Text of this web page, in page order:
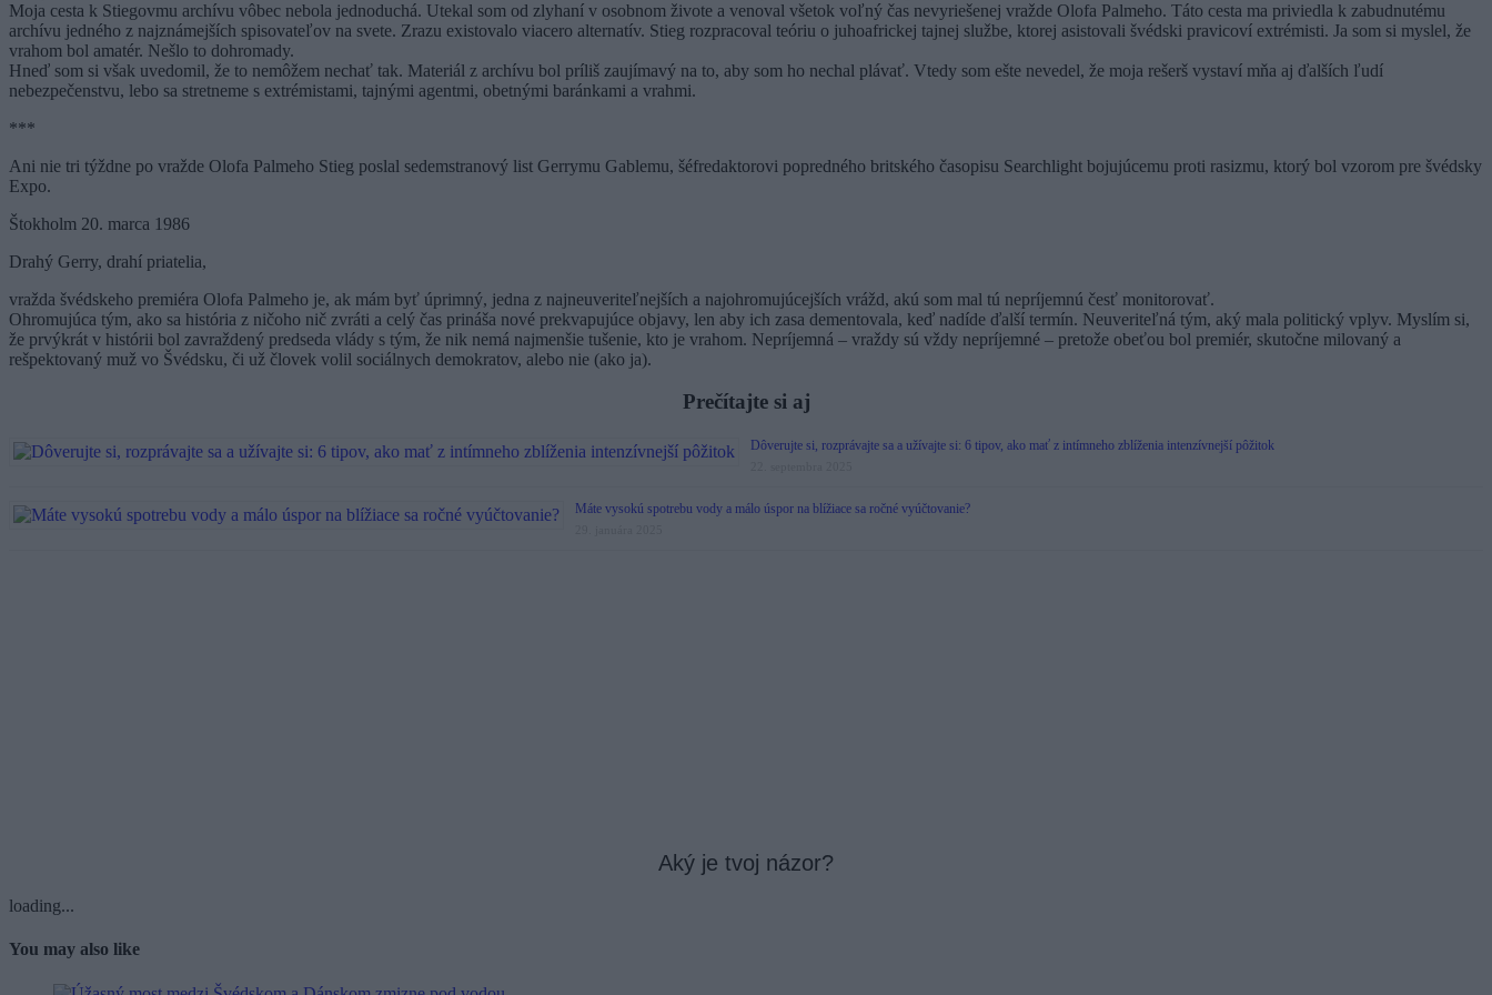
Moja cesta k Stiegovmu archívu vôbec nebola jednoduchá. Utekal som od zlyhaní v osobnom živote a venoval všetok voľný čas nevyriešenej vražde Olofa Palmeho. Táto cesta ma priviedla k zabudnutému
archívu jedného z najznámejších spisovateľov na svete. Zrazu existovalo viacero alternatív. Stieg rozpracoval teóriu o juhoafrickej tajnej službe, ktorej asistovali švédski pravicoví extrémisti. Ja som si myslel, že
vrahom bol amatér. Nešlo to dohromady.
Hneď som si však uvedomil, že to nemôžem nechať tak. Materiál z archívu bol príliš zaujímavý na to, aby som ho nechal plávať. Vtedy som ešte nevedel, že moja rešerš vystaví mňa aj ďalších ľudí
nebezpečenstvu, lebo sa stretneme s extrémistami, tajnými agentmi, obetnými baránkami a vrahmi.
***
Ani nie tri týždne po vražde Olofa Palmeho Stieg poslal sedemstranový list Gerrymu Gablemu, šéfredaktorovi popredného britského časopisu Searchlight bojujúcemu proti rasizmu, ktorý bol vzorom pre švédsky
Expo.
Štokholm 20. marca 1986
Drahý Gerry, drahí priatelia,
vražda švédskeho premiéra Olofa Palmeho je, ak mám byť úprimný, jedna z najneuveriteľnejších a najohromujúcejších vrážd, akú som mal tú nepríjemnú česť monitorovať.
Ohromujúca tým, ako sa história z ničoho nič zvráti a celý čas prináša nové prekvapujúce objavy, len aby ich zasa dementovala, keď nadíde ďalší termín. Neuveriteľná tým, aký mala politický vplyv. Myslím si,
že prvýkrát v histórii bol zavraždený predseda vlády s tým, že nik nemá najmenšie tušenie, kto je vrahom. Nepríjemná – vraždy sú vždy nepríjemné – pretože obeťou bol premiér, skutočne milovaný a
rešpektovaný muž vo Švédsku, či už človek volil sociálnych demokratov, alebo nie (ako ja).
Prečítajte si aj
Dôverujte si, rozprávajte sa a užívajte si: 6 tipov, ako mať z intímneho zblíženia intenzívnejší pôžitok
Máte vysokú spotrebu vody a málo úspor na blížiace sa ročné vyúčtovanie?
Aký je tvoj názor?
loading...
You may also like